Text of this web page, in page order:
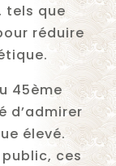
tels que
réduire
45ème
d’admirer
élevé.
ces